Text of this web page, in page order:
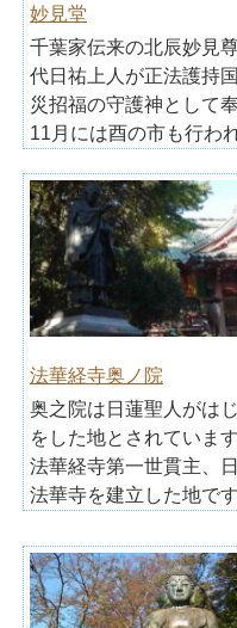
妙見堂
千葉家伝来の北辰妙見
代日祐上人が正法護持
災招福の守護神として奉
11月には酉の市も行わ
法華経寺奥ノ院
奥之院は日蓮聖人がは
をした地とされていま
法華経寺第一世貫主、
法華寺を建立した地です